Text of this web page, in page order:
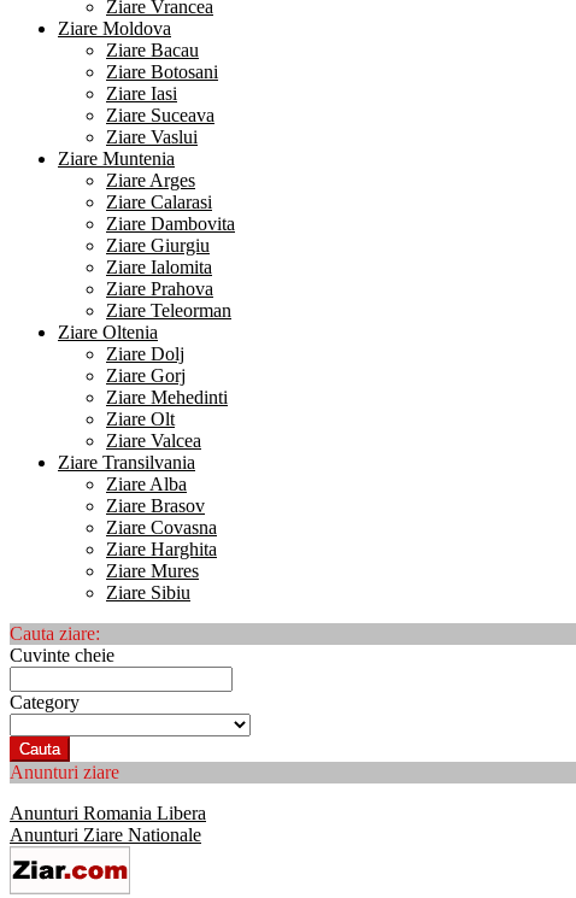
Ziare Vrancea
Ziare Moldova
Ziare Bacau
Ziare Botosani
Ziare Iasi
Ziare Suceava
Ziare Vaslui
Ziare Muntenia
Ziare Arges
Ziare Calarasi
Ziare Dambovita
Ziare Giurgiu
Ziare Ialomita
Ziare Prahova
Ziare Teleorman
Ziare Oltenia
Ziare Dolj
Ziare Gorj
Ziare Mehedinti
Ziare Olt
Ziare Valcea
Ziare Transilvania
Ziare Alba
Ziare Brasov
Ziare Covasna
Ziare Harghita
Ziare Mures
Ziare Sibiu
Cauta ziare:
Cuvinte cheie
Category
Cauta
Anunturi ziare
Anunturi Romania Libera
Anunturi Ziare Nationale